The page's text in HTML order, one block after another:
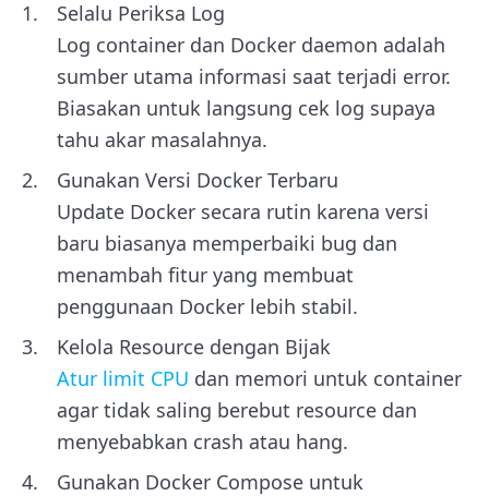
Selalu Periksa Log
Log container dan Docker daemon adalah
sumber utama informasi saat terjadi error.
Biasakan untuk langsung cek log supaya
tahu akar masalahnya.
Gunakan Versi Docker Terbaru
Update Docker secara rutin karena versi
baru biasanya memperbaiki bug dan
menambah fitur yang membuat
penggunaan Docker lebih stabil.
Kelola Resource dengan Bijak
Atur limit CPU dan memori untuk container
agar tidak saling berebut resource dan
menyebabkan crash atau hang.
Gunakan Docker Compose untuk